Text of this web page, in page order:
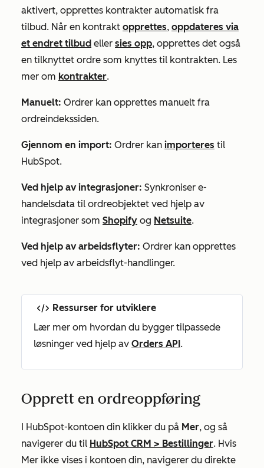
aktivert, opprettes kontrakter automatisk fra
tilbud. Når en kontrakt opprettes, oppdateres via
et endret tilbud eller sies opp, opprettes det også
en tilknyttet ordre som knyttes til kontrakten. Les
mer om kontrakter.
Manuelt: Ordrer kan opprettes manuelt fra
ordreindekssiden.
Gjennom en import: Ordrer kan importeres til
HubSpot.
Ved hjelp av integrasjoner: Synkroniser e-
handelsdata til ordreobjektet ved hjelp av
integrasjoner som Shopify og Netsuite.
Ved hjelp av arbeidsflyter: Ordrer kan opprettes
ved hjelp av arbeidsflyt-handlinger.
Ressurser for utviklere
Lær mer om hvordan du bygger tilpassede
løsninger ved hjelp av Orders API .
Opprett en ordreoppføring
I HubSpot-kontoen din klikker du på Mer, og så
navigerer du til HubSpot CRM > Bestillinger. Hvis
Mer ikke vises i kontoen din, navigerer du direkte